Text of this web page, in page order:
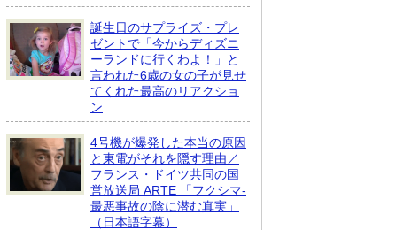
誕生日のサプライズ・プレ
ゼントで「今からディズニ
ーランドに行くわよ！」と
言われた6歳の女の子が見せ
てくれた最高のリアクショ
ン
4号機が爆発した本当の原因
と東電がそれを隠す理由／
フランス・ドイツ共同の国
営放送局 ARTE 「フクシマ-
最悪事故の陰に潜む真実」
（日本語字幕）